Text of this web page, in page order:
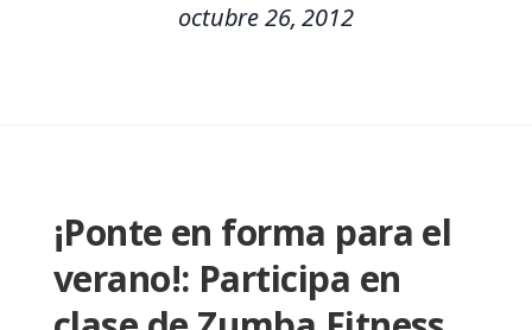
octubre 26, 2012
¡Ponte en forma para el
verano!: Participa en